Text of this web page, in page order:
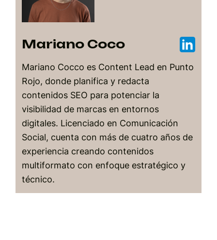
Mariano Coco
Mariano Cocco es Content Lead en Punto
Rojo, donde planifica y redacta
contenidos SEO para potenciar la
visibilidad de marcas en entornos
digitales. Licenciado en Comunicación
Social, cuenta con más de cuatro años de
experiencia creando contenidos
multiformato con enfoque estratégico y
técnico.